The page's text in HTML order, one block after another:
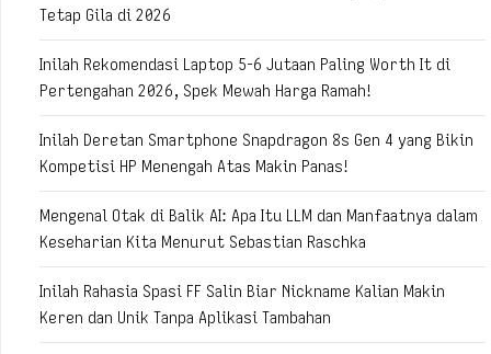
Tetap Gila di 2026
Inilah Rekomendasi Laptop 5-6 Jutaan Paling Worth It di
Pertengahan 2026, Spek Mewah Harga Ramah!
Inilah Deretan Smartphone Snapdragon 8s Gen 4 yang Bikin
Kompetisi HP Menengah Atas Makin Panas!
Mengenal Otak di Balik AI: Apa Itu LLM dan Manfaatnya dalam
Keseharian Kita Menurut Sebastian Raschka
Inilah Rahasia Spasi FF Salin Biar Nickname Kalian Makin
Keren dan Unik Tanpa Aplikasi Tambahan